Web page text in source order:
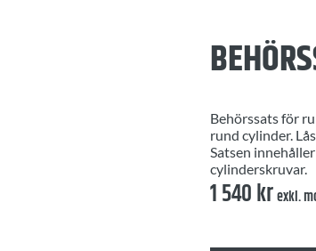
Behörssats för
rund cylinder.
Satsen
cylinderskruvar.
1 540krexkl.